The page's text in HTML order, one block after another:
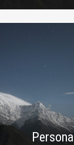
dolor sit
ut labore et
aliqua.
Persona